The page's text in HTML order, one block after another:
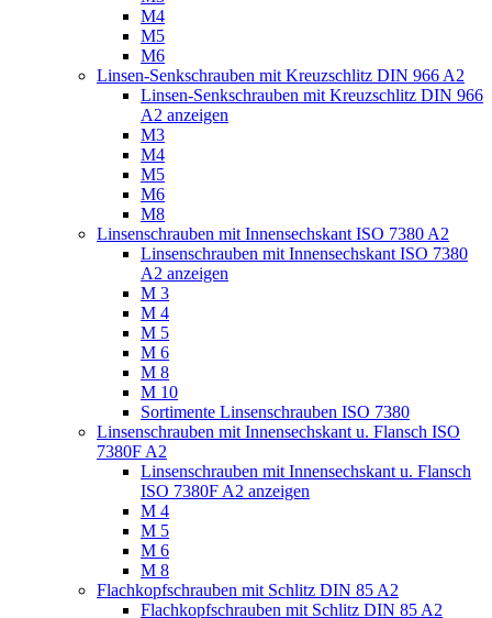
M4
M5
M6
Linsen-Senkschrauben mit Kreuzschlitz DIN 966 A2
Linsen-Senkschrauben mit Kreuzschlitz DIN 966
A2 anzeigen
M3
M4
M5
M6
M8
Linsenschrauben mit Innensechskant ISO 7380 A2
Linsenschrauben mit Innensechskant ISO 7380
A2 anzeigen
M 3
M 4
M 5
M 6
M 8
M 10
Sortimente Linsenschrauben ISO 7380
Linsenschrauben mit Innensechskant u. Flansch ISO
7380F A2
Linsenschrauben mit Innensechskant u. Flansch
ISO 7380F A2 anzeigen
M 4
M 5
M 6
M 8
Flachkopfschrauben mit Schlitz DIN 85 A2
Flachkopfschrauben mit Schlitz DIN 85 A2